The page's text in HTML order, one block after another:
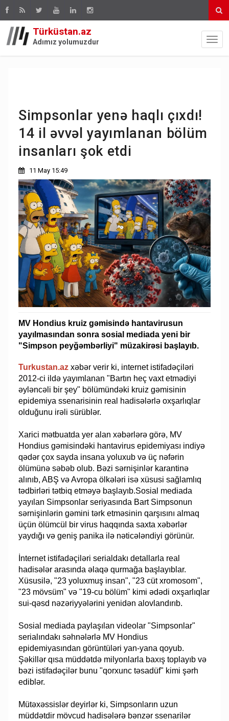
Türküstan.az
Adımız yolumuzdur
Simpsonlar yenə haqlı çıxdı!
14 il əvvəl yayımlanan bölüm
insanları şok etdi
11 May 15:49
MV Hondius kruiz gəmisində hantavirusun
yayılmasından sonra sosial mediada yeni bir
"Simpson peyğəmbərliyi" müzakirəsi başlayıb.
Turkustan.azxəbər verir ki, internet istifadəçiləri
2012-ci ildə yayımlanan "Bartın heç vaxt etmədiyi
əyləncəli bir şey" bölümündəki kruiz gəmisinin
epidemiya ssenarisinin real hadisələrlə oxşarlıqlar
olduğunu irəli sürüblər.
Xarici mətbuatda yer alan xəbərlərə görə, MV
Hondius gəmisindəki hantavirus epidemiyası indiyə
qədər çox sayda insana yoluxub və üç nəfərin
ölümünə səbəb olub. Bəzi sərnişinlər karantinə
alınıb, ABŞ və Avropa ölkələri isə xüsusi sağlamlıq
tədbirləri tətbiq etməyə başlayıb.Sosial mediada
yayılan Simpsonlar seriyasında Bart Simpsonun
sərnişinlərin gəmini tərk etməsinin qarşısını almaq
üçün ölümcül bir virus haqqında saxta xəbərlər
yaydığı və geniş panika ilə nəticələndiyi görünür.
İnternet istifadəçiləri serialdakı detallarla real
hadisələr arasında əlaqə qurmağa başlayıblar.
Xüsusilə, "23 yoluxmuş insan", "23 cüt xromosom",
"23 mövsüm" və "19-cu bölüm" kimi ədədi oxşarlıqlar
sui-qəsd nəzəriyyələrini yenidən alovlandırıb.
Sosial mediada paylaşılan videolar "Simpsonlar"
serialındakı səhnələrlə MV Hondius
epidemiyasından görüntüləri yan-yana qoyub.
Şəkillər qısa müddətdə milyonlarla baxış toplayıb və
bəzi istifadəçilər bunu "qorxunc təsadüf" kimi şərh
ediblər.
Mütəxəssislər deyirlər ki, Simpsonların uzun
müddətdir mövcud hadisələrə bənzər ssenarilər